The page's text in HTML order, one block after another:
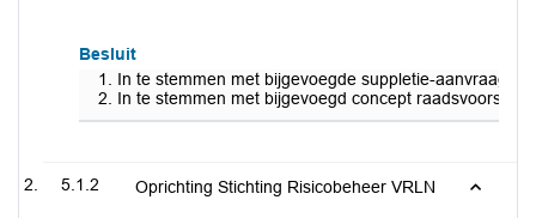
Besluit
In te stemmen met bijgevoegde suppletie-aanvraag
In te stemmen met bijgevoegd concept raadsvoorstel
5.1.2 Oprichting Stichting Risicobeheer VRLN